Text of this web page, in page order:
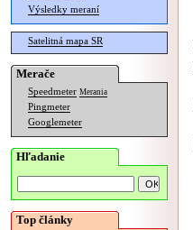
Výsledky meraní
Satelitná mapa SR
Merače
Speedmeter Merania
Pingmeter
Googlemeter
Hľadanie
Top články